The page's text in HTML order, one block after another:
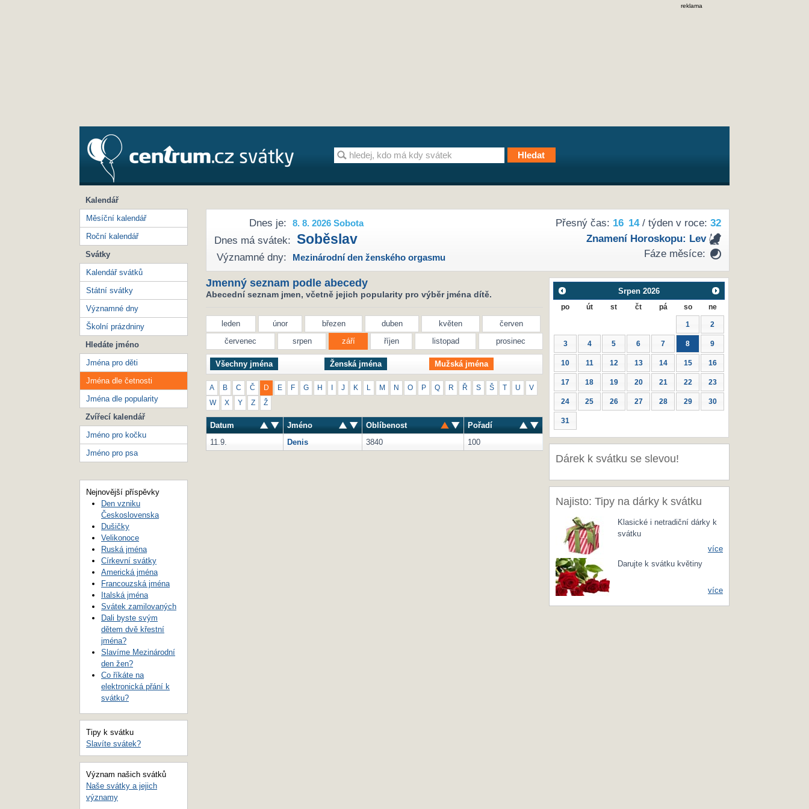
reklama
Přesný čas: 16 14/ týden v roce: 32
Znamení Horoskopu: Lev
Fáze měsíce:
Dnes je: 8. 8. 2026 Sobota
Dnes má svátek: Soběslav
Významné dny: Mezinárodní den ženského orgasmu
Jmenný seznam podle abecedy
Abecední seznam jmen, včetně jejich popularity pro výběr jména dítě.
leden únor březen duben květen
červen
červenec
srpen září říjen listopad prosinec
Všechny jména Ženská jména Mužská jména
A B C Č D E F G H J K M N O P Q R Ř S Š T U V
W X Y Z Ž
Datum Jméno Oblíbenost
Pořadí
11.9.
Denis 3840 100
Srpen 2026
po út st čt pá so ne
1 2
3 4 5 6 7 8 9
10 11 12 13 14 15 16
17 18 19 20 21 22 23
24 25 26 27 28 29 30
31
Dárek k svátku se slevou!
Najisto: Tipy na dárky k svátku
Klasické i netradiční dárky k
svátku
více
Darujte k svátku květiny
více
Kalendář
Měsíční kalendář
Roční kalendář
Svátky
Kalendář svátků
Státní svátky
Významné dny
Školní prázdniny
Hledáte jméno
Jména pro děti
Jména dle četnosti
Jména dle popularity
Zvířecí kalendář
Jméno pro kočku
Jméno pro psa
Nejnovější příspěvky
Den vzniku
Československa
Dušičky
Velikonoce
Ruská jména
Církevní svátky
Americká jména
Francouzská jména
Italská jména
Svátek zamilovaných
Dali byste svým
dětem dvě křestní
jména?
Slavíme Mezinárodní
den žen?
Co říkáte na
elektronická přání k
svátku?
Tipy k svátku
Slavíte svátek?
Význam našich svátků
Naše svátky a jejich
významy